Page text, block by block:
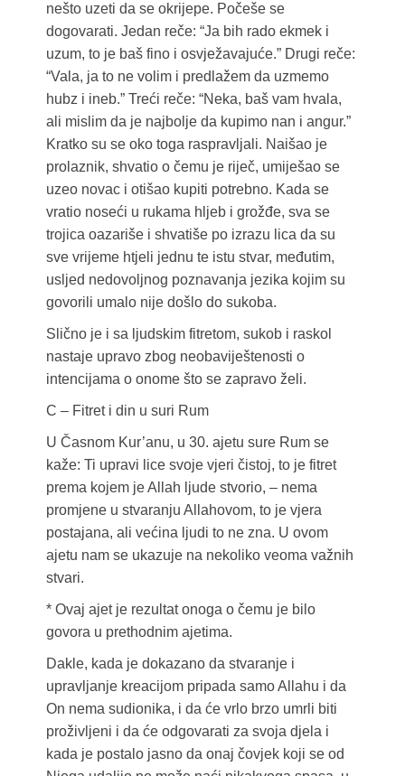
nešto uzeti da se okrijepe. Počeše se
dogovarati. Jedan reče: “Ja bih rado ekmek i
uzum, to je baš fino i osvježavajuće.” Drugi reče:
“Vala, ja to ne volim i predlažem da uzmemo
hubz i ineb.” Treći reče: “Neka, baš vam hvala,
ali mislim da je najbolje da kupimo nan i angur.”
Kratko su se oko toga raspravljali. Naišao je
prolaznik, shvatio o čemu je riječ, umiješao se
uzeo novac i otišao kupiti potrebno. Kada se
vratio noseći u rukama hljeb i grožđe, sva se
trojica oazariše i shvatiše po izrazu lica da su
sve vrijeme htjeli jednu te istu stvar, međutim,
usljed nedovoljnog poznavanja jezika kojim su
govorili umalo nije došlo do sukoba.
Slično je i sa ljudskim fitretom, sukob i raskol
nastaje upravo zbog neobaviještenosti o
intencijama o onome što se zapravo želi.
C – Fitret i din u suri Rum
U Časnom Kur’anu, u 30. ajetu sure Rum se
kaže: Ti upravi lice svoje vjeri čistoj, to je fitret
prema kojem je Allah ljude stvorio, – nema
promjene u stvaranju Allahovom, to je vjera
postajana, ali većina ljudi to ne zna. U ovom
ajetu nam se ukazuje na nekoliko veoma važnih
stvari.
* Ovaj ajet je rezultat onoga o čemu je bilo
govora u prethodnim ajetima.
Dakle, kada je dokazano da stvaranje i
upravljanje kreacijom pripada samo Allahu i da
On nema sudionika, i da će vrlo brzo umrli biti
proživljeni i da će odgovarati za svoja djela i
kada je postalo jasno da onaj čovjek koji se od